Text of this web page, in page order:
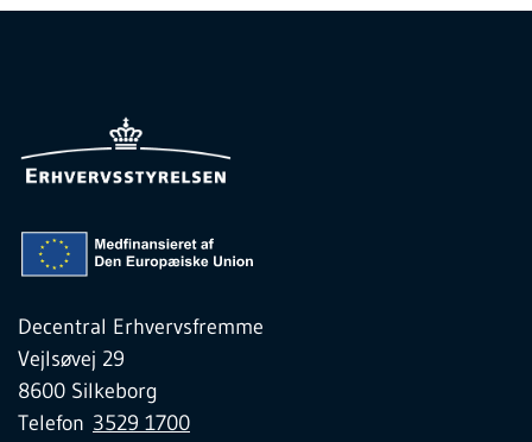
Decentral Erhvervsfremme
Vejlsøvej 29
8600 Silkeborg
Telefon 3529 1700